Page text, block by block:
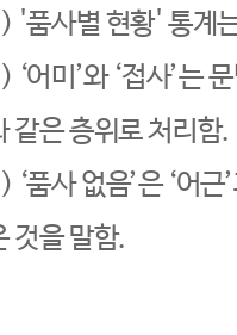
'품사별 현황' 통계
‘어미’와 ‘접사’는
같은 층위로 처리함.
‘품사 없음’은 ‘어
것을 말함.